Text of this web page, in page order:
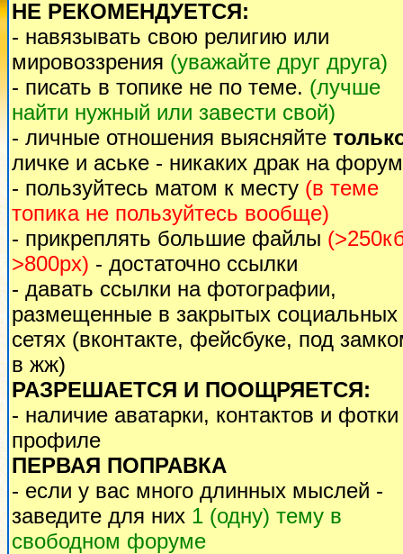
НЕ РЕКОМЕНДУЕТСЯ:
- навязывать свою религию или
мировоззрения (уважайте друг друга)
- писать в топике не по теме. (лучше
найти нужный или завести свой)
- личные отношения выясняйте
личке и аське - никаких драк на
- пользуйтесь матом к месту (в теме
топика не пользуйтесь вообще)
- прикреплять большие файлы
>800px) - достаточно ссылки
- давать ссылки на фотографии,
размещенные в закрытых социальных
сетях (вконтакте, фейсбуке, под
в жж)
РАЗРЕШАЕТСЯ И ПООЩРЯЕТСЯ:
- наличие аватарки, контактов и
профиле
ПЕРВАЯ ПОПРАВКА
- если у вас много длинных мыслей -
заведите для них 1 (одну) тему в
свободном форуме